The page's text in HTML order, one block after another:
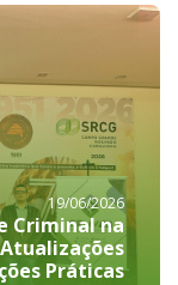
19/06/2026
Criminal na
Práticas